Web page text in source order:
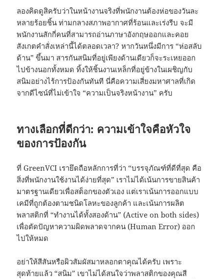
ลองคิดดูสิครับว่าในหน้างานจริงที่พนักงานต้องห่อของวันละ
หลายร้อยชิ้น ท่ามกลางสภาพอากาศที่ร้อนและเร่งรีบ จะมี
พนักงานสักกี่คนที่สามารถอ่านภาษาอังกฤษออกและคอย
สังเกตคำสั่งเหล่านี้ได้ตลอดเวลา? หากวันหนึ่งมีการ “ห่อสลับ
ด้าน” ขึ้นมา สารกันสนิมที่อยู่เพียงด้านเดียวก็จะระเหยออก
ไปข้างนอกทั้งหมด ทิ้งให้ชิ้นงานเหล็กที่อยู่ข้างในเผชิญกับ
สนิมอย่างไร้การป้องกันทันที นี่คือความเสี่ยงมหาศาลที่เกิด
จากดีไซน์ที่ไม่เข้าใจ “ความเป็นจริงหน้างาน” ครับ
ทางเลือกที่ดีกว่า: ความเข้าใจคือหัวใจ
ของการป้องกัน
ที่ GreenVCI เรายึดถือหลักการที่ว่า “บรรจุภัณฑ์ที่ดีที่สุด คือ
สิ่งที่พนักงานใช้งานได้ง่ายที่สุด” เราไม่ได้เน้นการขายสินค้า
มาตรฐานเดียวเพื่อสต็อกของตัวเอง แต่เราเน้นการออกแบบ
เคมีที่ถูกต้องตามชนิดโลหะของลูกค้า และเน้นการผลิต
พลาสติกที่ “ทำงานได้ทั้งสองด้าน” (Active on both sides)
เพื่อตัดปัญหาความผิดพลาดจากคน (Human Error) ออก
ไปให้หมด
อย่าให้สีสันหรือผิวสัมผัสมาหลอกตาคุณได้ครับ เพราะ
สุดท้ายแล้ว “สนิม” เขาไม่ได้สนใจว่าพลาสติกของคุณสี